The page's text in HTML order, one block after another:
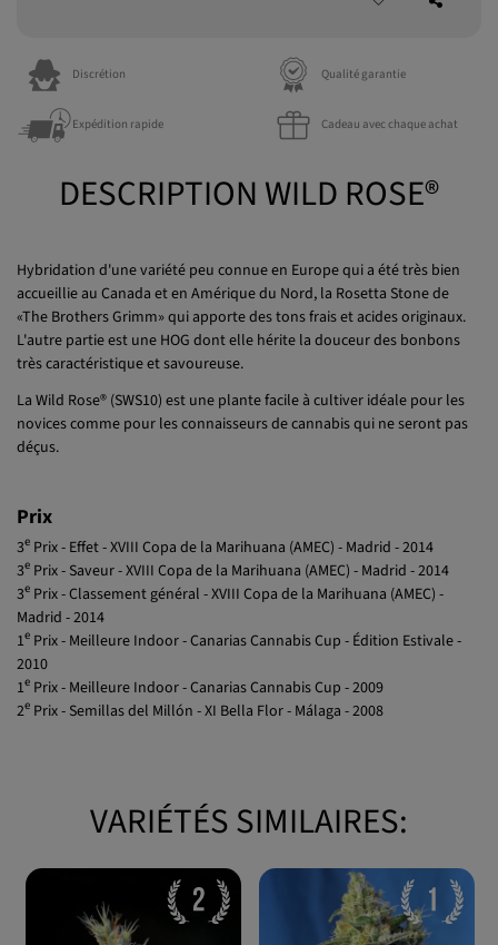
DESCRIPTION WILD ROSE®
accueillie au Canada et en Amérique du Nord, la Rosetta Stone de
«The Brothers Grimm» qui apporte des tons frais et acides originaux.
L'autre partie est une HOG dont elle hérite la douceur des bonbons
très caractéristique et savoureuse.
La Wild Rose® (SWS10) est une plante facile à cultiver idéale pour les
novices comme pour les connaisseurs de cannabis qui ne seront pas
déçus.
3ePrix - Effet - XVIII Copa de la Marihuana (AMEC) - Madrid - 2014
3e Prix - Saveur - XVIII Copa de la Marihuana (AMEC) - Madrid - 2014
3e Prix - Classement général - XVIII Copa de la Marihuana (AMEC) -
Madrid - 2014
1ePrix - Meilleure Indoor - Canarias Cannabis Cup - Édition Estivale -
2010
1ePrix - Meilleure Indoor - Canarias Cannabis Cup - 2009
2e Prix - Semillas del Millón - XI Bella Flor - Málaga - 2008
VARIÉTÉS SIMILAIRES: